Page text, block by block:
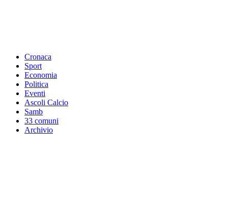
Cronaca
Sport
Economia
Politica
Eventi
Ascoli Calcio
Samb
33 comuni
Archivio